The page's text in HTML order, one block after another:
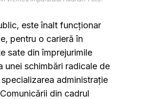
este înalt funcționar
pentru o carieră în
sate din împrejurimile
unei schimbări radicale de
administrație
din cadrul